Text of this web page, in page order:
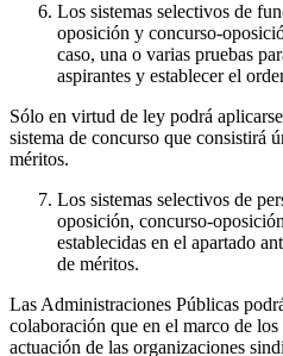
Los sistemas selectivos de
oposición y concurso-
caso, una o varias pruebas
aspirantes y establecer el
Sólo en virtud de ley podrá
sistema de concurso que consistirá
méritos.
Los sistemas selectivos de
oposición, concurso-
establecidas en el apartado
de méritos.
Las Administraciones Públicas
colaboración que en el marco de
actuación de las organizaciones